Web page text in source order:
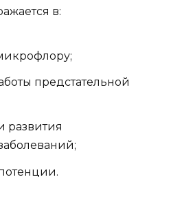
в:
предстательной
развития